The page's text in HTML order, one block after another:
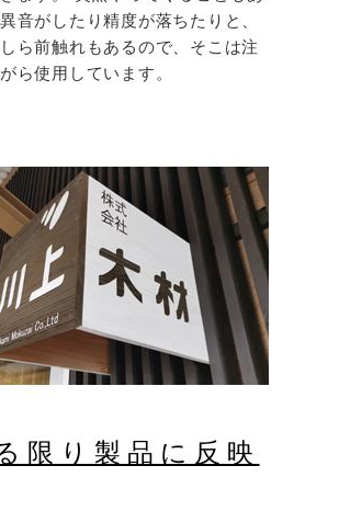
音がしたり精度が落ちたりと、
ら前触れもあるので、そこは注
ら使用しています。
限り製品に反映